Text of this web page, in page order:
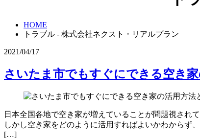
HOME
トラブル - 株式会社ネクスト・リアルプラン
2021/04/17
さいたま市でもすぐにできる空き
日本全国各地で空き家が増えていることが問題視され
しかし空き家をどのように活用すればよいかわからず
[…]